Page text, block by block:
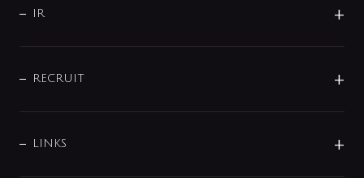
配管システム
バス・空調周辺用品
トイレ周辺用品
じぶんシャワーが見つかる
会社概要
事業所案内
よくあるご質問
データダウンロード
みらいエコ住宅2026事業
IR
IRニュース
IRライブラリ
RECRUIT
募集要項
LINKS